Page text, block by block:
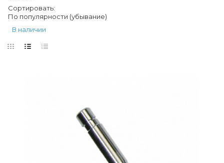
Сортировать:
По популярности (убывание)
В наличии